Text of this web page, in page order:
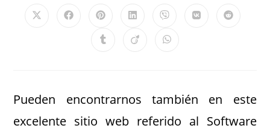
Pueden encontrarnos también en este
excelente sitio web referido al Software